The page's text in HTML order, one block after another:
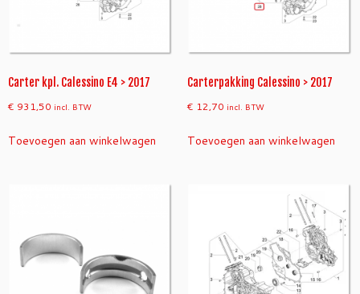
Carter kpl. Calessino E4 > 2017
€ 931,50 incl. BTW
Toevoegen aan winkelwagen
Carterpakking Calessino > 2017
€ 12,70 incl. BTW
Toevoegen aan winkelwagen